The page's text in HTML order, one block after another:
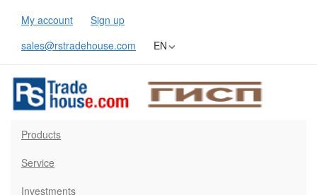
My account
Sign up
sales@rstradehouse.com
EN
Products
Service
Investments